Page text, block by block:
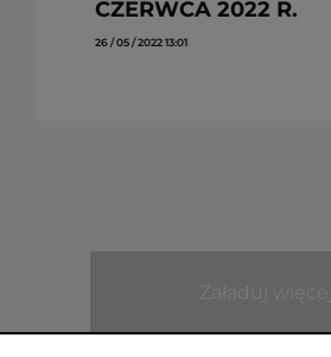
CZERWCA 2022 R.
26 / 05 / 2022 13:01
Załaduj więcej